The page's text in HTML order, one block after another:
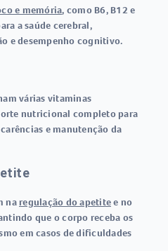
e memória, como B6, B12 e
a saúde cerebral,
e desempenho cognitivo.
várias vitaminas
nutricional completo para
e manutenção da
na regulação do apetitee no
que o corpo receba os
em casos de dificuldades